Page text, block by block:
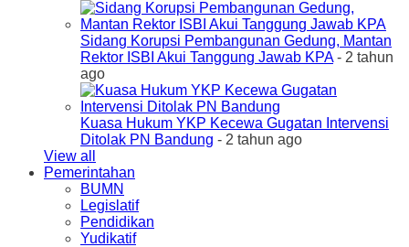
Sidang Korupsi Pembangunan Gedung, Mantan
Rektor ISBI Akui Tanggung Jawab KPA- 2 tahun
ago
Kuasa Hukum YKP Kecewa Gugatan Intervensi
Ditolak PN Bandung - 2 tahun ago
View all
Pemerintahan
BUMN
Legislatif
Pendidikan
Yudikatif